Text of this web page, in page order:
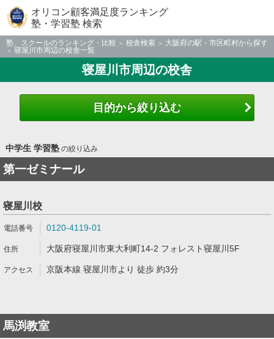
オリコン顧客満足度ランキング
塾・学習塾 検索
塾、スクールのランキング・比較 校舎検索
大阪府の駅・市区町村から探す
寝屋川市周辺の校舎一覧
寝屋川市周辺の校舎
目的から絞り込む
中学生 学習塾の絞り込み
第一ゼミナール
寝屋川校
0120-4119-01
大阪府寝屋川市東大利町14-2 フォレスト寝屋川5F
京阪本線 寝屋川市より 徒歩 約3分
馬渕教室